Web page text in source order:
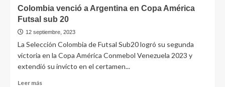
Colombia venció a Argentina en Copa América
Futsal sub 20
12 septiembre, 2023
La Selección Colombia de Futsal Sub20 logró su segunda
victoria en la Copa América Conmebol Venezuela 2023 y
extendió su invicto en el certamen...
Leer más